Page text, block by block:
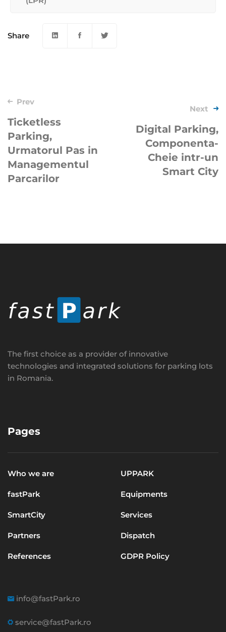
Share
Post
navigation
Prev
Ticketless
Parking,
Urmatorul Pas in
Managementul
Parcarilor
Next
Digital Parking,
Componenta-
Cheie intr-un
Smart City
The first choice as a provider of innovative
technologies and integrated solutions for parking lots
in Romania.
Pages
Who we are UPPARK
fastPark Equipments
SmartCity Services
Partners Dispatch
References GDPR Policy
info@fastPark.ro
service@fastPark.ro